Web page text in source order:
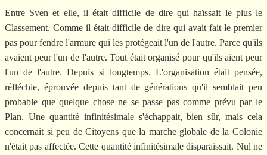
Entre Sven et elle, il était difficile de dire qui haïssait le plus le
Classement. Comme il était difficile de dire qui avait fait le premier
pas pour fendre l'armure qui les protégeait l'un de l'autre. Parce qu'ils
avaient peur l'un de l'autre. Tout était organisé pour qu'ils aient peur
l'un de l'autre. Depuis si longtemps. L'organisation était pensée,
réfléchie, éprouvée depuis tant de générations qu'il semblait peu
probable que quelque chose ne se passe pas comme prévu par le
Plan. Une quantité infinitésimale s'échappait, bien sûr, mais cela
concernait si peu de Citoyens que la marche globale de la Colonie
n'était pas affectée. Cette quantité infinitésimale disparaissait. Nul ne